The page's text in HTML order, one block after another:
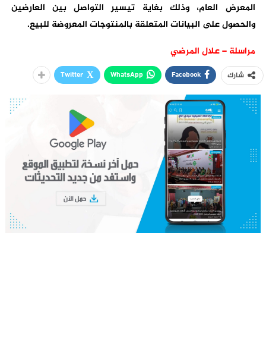
المعرض العام، وذلك بغاية تيسير التواصل بين العارضين
والحصول على البيانات المتعلقة بالمنتوجات المعروضة للبيع.
مراسلة – علال المرضي
شارك Facebook
WhatsApp
Twitter